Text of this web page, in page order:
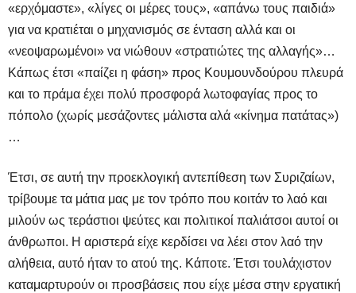
«ερχόμαστε», «λίγες οι μέρες τους», «απάνω τους παιδιά»
για να κρατιέται ο μηχανισμός σε ένταση αλλά και οι
«νεοψαρωμένοι» να νιώθουν «στρατιώτες της αλλαγής»…
Κάπως έτσι «παίζει η φάση» προς Κουμουνδούρου πλευρά
και το πράμα έχει πολύ προσφορά λωτοφαγίας προς το
πόπολο (χωρίς μεσάζοντες μάλιστα αλά «κίνημα πατάτας»)
…
Έτσι, σε αυτή την προεκλογική αντεπίθεση των Συριζαίων,
τρίβουμε τα μάτια μας με τον τρόπο που κοιτάν το λαό και
μιλούν ως τεράστιοι ψεύτες και πολιτικοί παλιάτσοι αυτοί οι
άνθρωποι. Η αριστερά είχε κερδίσει να λέει στον λαό την
αλήθεια, αυτό ήταν το ατού της. Κάποτε. Έτσι τουλάχιστον
καταμαρτυρούν οι προσβάσεις που είχε μέσα στην εργατική